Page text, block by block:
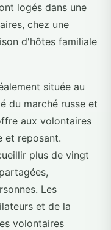
logés dans une
chez une
d'hôtes familiale
située au
du marché russe et
aux volontaires
et reposant.
plus de vingt
Les
et de la
volontaires